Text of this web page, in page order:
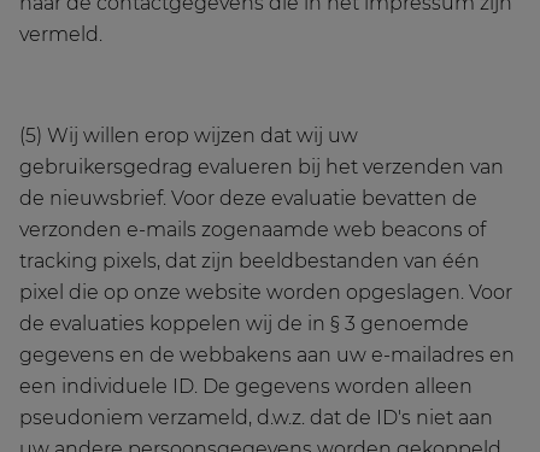
vermeld.
(5) Wij willen erop wijzen dat wij uw
gebruikersgedrag evalueren bij het verzenden van
de nieuwsbrief. Voor deze evaluatie bevatten de
verzonden e-mails zogenaamde web beacons of
tracking pixels, dat zijn beeldbestanden van één
pixel die op onze website worden opgeslagen. Voor
de evaluaties koppelen wij de in § 3 genoemde
gegevens en de webbakens aan uw e-mailadres en
een individuele ID. De gegevens worden alleen
pseudoniem verzameld, d.w.z. dat de ID's niet aan